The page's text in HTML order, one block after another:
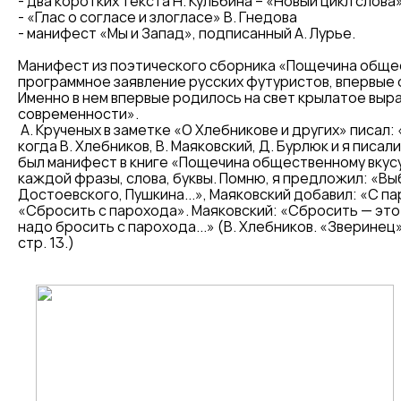
- «Глас о согласе и злогласе» В. Гнедова
- манифест «Мы и Запад», подписанный А. Лурье.
Манифест из поэтического сборника «Пощечина
программное заявление русских футуристов, впервые
Именно в нем впервые родилось на свет крылатое
современности».
А. Крученых в заметке «О Хлебникове и других»
когда В. Хлебников, В. Маяковский, Д. Бурлюк и я
был манифест в книге «Пощечина общественному
каждой фразы, слова, буквы. Помню, я предложил:
Достоевского, Пушкина...», Маяковский добавил: «С
«Сбросить с парохода». Маяковский: «Сбросить —
надо бросить с парохода...» (В. Хлебников.
стр. 13.)